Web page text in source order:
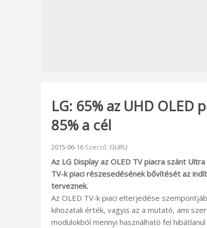
LG: 65% az UHD
85% a cél
Beküldve:
2015-06-16 Szerző: GURU
Az LG Display az OLED TV piacra szánt
TV-k piaci részesedésének bővítését az
terveznek.
Az OLED TV-k piaci elterjedése
kihozatali érték, vagyis az a mutató, ami
modulokból mennyi használható fel